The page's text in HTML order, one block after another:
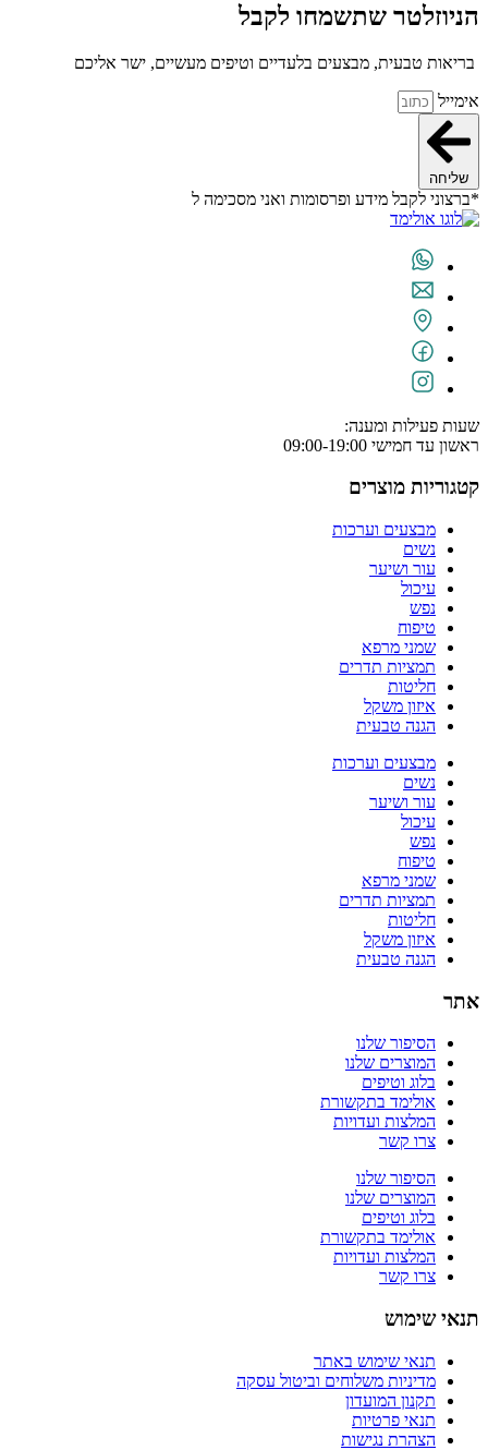
הניוזלטר שתשמחו לקבל
בריאות טבעית, מבצעים בלעדיים וטיפים מעשיים, ישר אליכם
אימייל
שליחה
*ברצוני לקבל מידע ופרסומות ואני מסכימה ל
שעות פעילות ומענה:
ראשון עד חמישי 09:00-19:00
קטגוריות מוצרים
מבצעים וערכות
נשים
עור ושיער
עיכול
נפש
טיפוח
שמני מרפא
תמציות תדרים
חליטות
איזון משקל
הגנה טבעית
מבצעים וערכות
נשים
עור ושיער
עיכול
נפש
טיפוח
שמני מרפא
תמציות תדרים
חליטות
איזון משקל
הגנה טבעית
אתר
הסיפור שלנו
המוצרים שלנו
בלוג וטיפים
אולימד בתקשורת
המלצות ועדויות
צרו קשר
הסיפור שלנו
המוצרים שלנו
בלוג וטיפים
אולימד בתקשורת
המלצות ועדויות
צרו קשר
תנאי שימוש
תנאי שימוש באתר
מדיניות משלוחים וביטול עסקה
תקנון המועדון
תנאי פרטיות
הצהרת נגישות